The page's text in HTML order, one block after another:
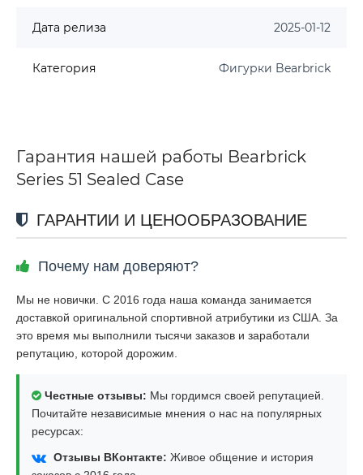
Дата релиза 2025-01-12
Категория Фигурки Bearbrick
Гарантия нашей работы Bearbrick
Series 51 Sealed Case
ГАРАНТИИ И ЦЕНООБРАЗОВАНИЕ
Почему нам доверяют?
Мы не новички. С 2016 года наша команда занимается
доставкой оригинальной спортивной атрибутики из США. За
это время мы выполнили тысячи заказов и заработали
репутацию, которой дорожим.
Честные отзывы: Мы гордимся своей репутацией.
Почитайте независимые мнения о нас на популярных
ресурсах:
Отзывы ВКонтакте: Живое общение и история